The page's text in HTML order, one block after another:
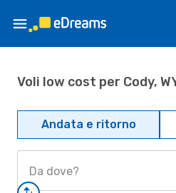
Voli low cost per Cody,
Andata e ritorno
Da dove?